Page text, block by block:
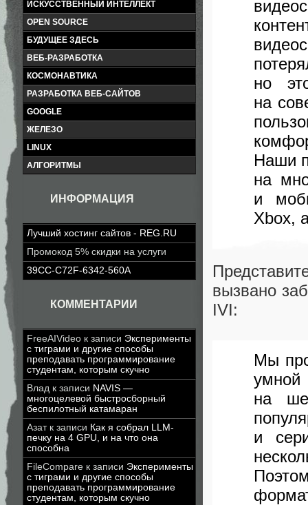
ИСКУССТВЕННЫЙ ИНТЕЛЛЕКТ
OPEN SOURCE
БУДУЩЕЕ ЗДЕСЬ
ВЕБ-РАЗРАБОТКА
КОСМОНАВТИКА
РАЗРАБОТКА ВЕБ-САЙТОВ
GOOGLE
ЖЕЛЕЗО
LINUX
АЛГОРИТМЫ
ИНФОРМАЦИЯ
Лучший хостинг сайтов - REG.RU
Промокод 5% скидки на услуги
39CC-C72F-6342-560A
КОММЕНТАРИИ
FreeAIVideo к записи Эксперименты
с тиграми и другие способы
преподавать программирование
студентам, которым скучно
Влад к записи NAVIS —
многоцелевой быстросборный
беспилотный катамаран
Азатк записи Как я собрал LLM-
печку на 4 GPU, и на что она
способна
FileCompare к записи Эксперименты
с тиграми и другие способы
преподавать программирование
студентам, которым скучно
но
на
Наши
на
и
Xbox,
вызвано
IVI:
Мы
умной
на
и